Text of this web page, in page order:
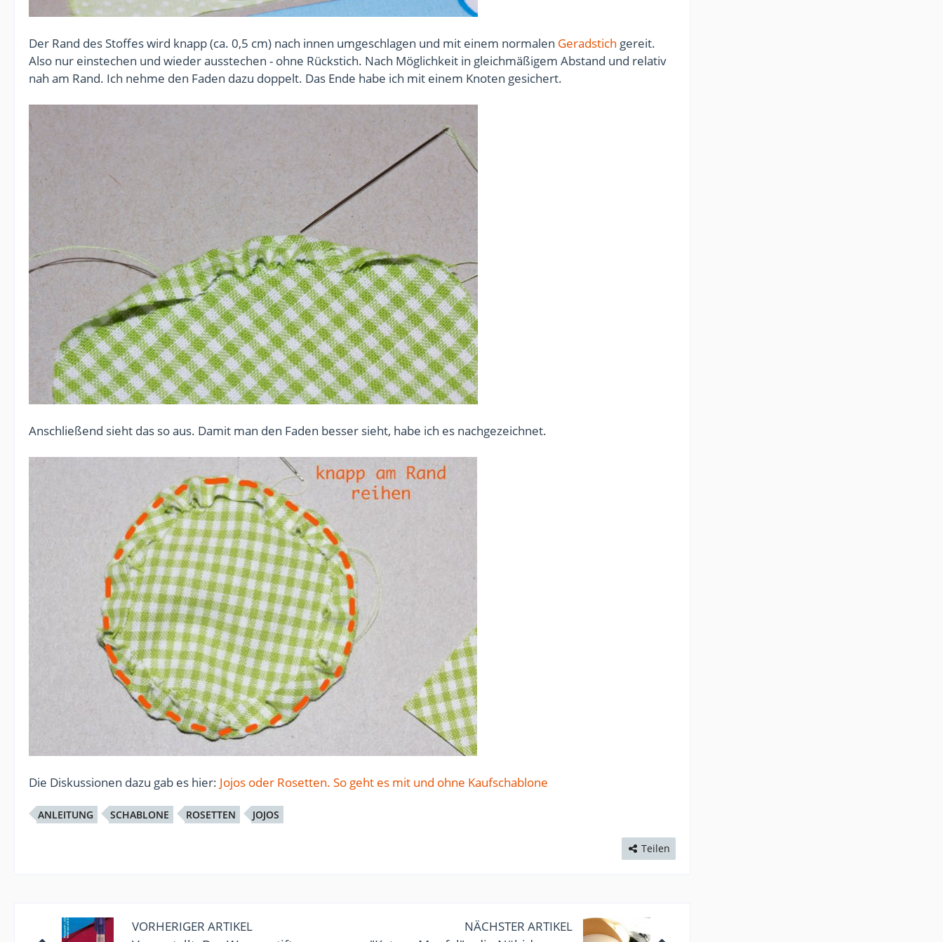
Der Rand des Stoffes wird knapp (ca. 0,5 cm) nach innen umgeschlagen und mit einem normalen Geradstich gereit.
Also nur einstechen und wieder ausstechen - ohne Rückstich. Nach Möglichkeit in gleichmäßigem Abstand und relativ
nah am Rand. Ich nehme den Faden dazu doppelt. Das Ende habe ich mit einem Knoten gesichert.
Anschließend sieht das so aus. Damit man den Faden besser sieht, habe ich es nachgezeichnet.
Die Diskussionen dazu gab es hier: Jojos oder Rosetten. So geht es mit und ohne Kaufschablone
ANLEITUNG SCHABLONE ROSETTEN JOJOS
Teilen
VORHERIGER ARTIKEL NÄCHSTER ARTIKEL